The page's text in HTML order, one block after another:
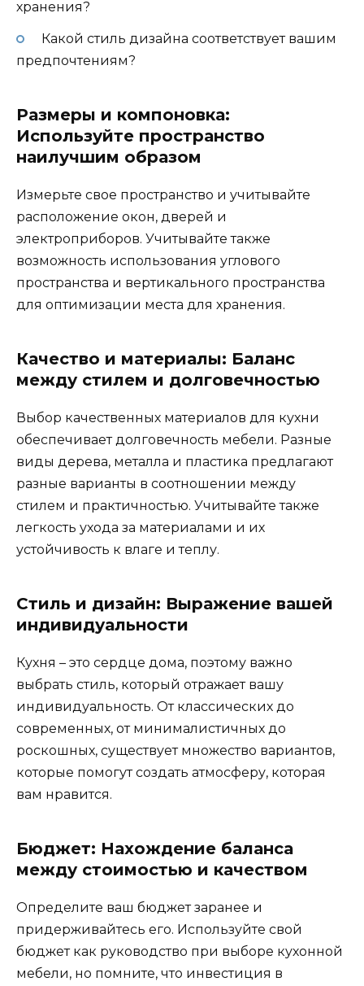
хранения?
Какой стиль дизайна соответствует вашим
предпочтениям?
Размеры и компоновка:
Используйте пространство
наилучшим образом
Измерьте свое пространство и учитывайте
расположение окон, дверей и
электроприборов. Учитывайте также
возможность использования углового
пространства и вертикального пространства
для оптимизации места для хранения.
Качество и материалы: Баланс
между стилем и долговечностью
Выбор качественных материалов для кухни
обеспечивает долговечность мебели. Разные
виды дерева, металла и пластика предлагают
разные варианты в соотношении между
стилем и практичностью. Учитывайте также
легкость ухода за материалами и их
устойчивость к влаге и теплу.
Стиль и дизайн: Выражение вашей
индивидуальности
Кухня – это сердце дома, поэтому важно
выбрать стиль, который отражает вашу
индивидуальность. От классических до
современных, от минималистичных до
роскошных, существует множество вариантов,
которые помогут создать атмосферу, которая
вам нравится.
Бюджет: Нахождение баланса
между стоимостью и качеством
Определите ваш бюджет заранее и
придерживайтесь его. Используйте свой
бюджет как руководство при выборе кухонной
мебели, но помните, что инвестиция в